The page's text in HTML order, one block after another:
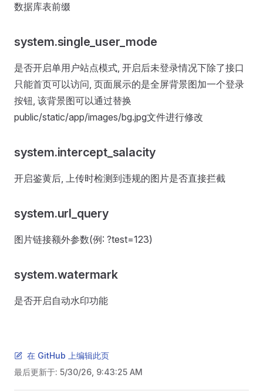
数据库表前缀
system.single_user_mode
是否开启单用户站点模式, 开启后未登录情况下除了接口
只能首页可以访问, 页面展示的是全屏背景图加一个登录
按钮, 该背景图可以通过替换
public/static/app/images/bg.jpg文件进行修改
system.intercept_salacity
开启鉴黄后, 上传时检测到违规的图片是否直接拦截
system.url_query
图片链接额外参数(例: ?test=123)
system.watermark
是否开启自动水印功能
在 GitHub 上编辑此页
最后更新于: 5/30/26, 9:43:25 AM